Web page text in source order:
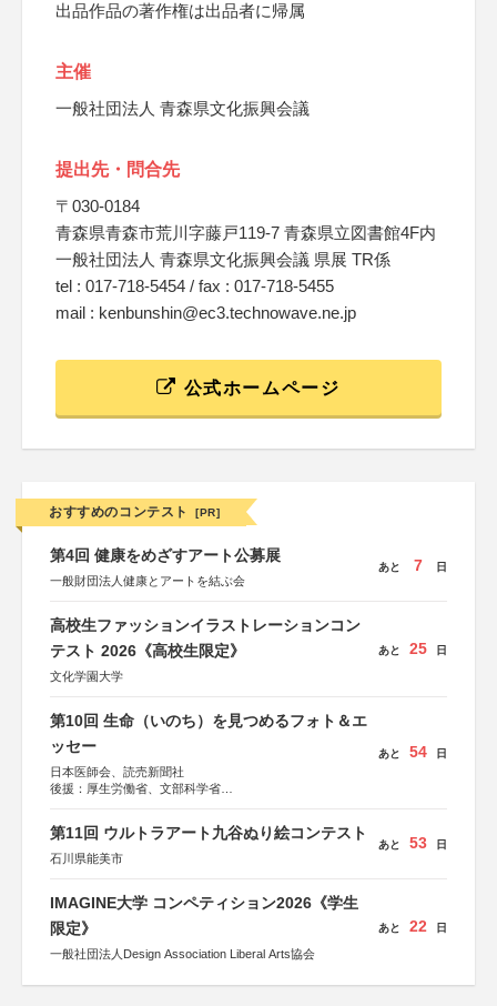
出品作品の著作権は出品者に帰属
主催
一般社団法人 青森県文化振興会議
提出先・問合先
〒030-0184
青森県青森市荒川字藤戸119-7 青森県立図書館4F内
一般社団法人 青森県文化振興会議 県展 TR係
tel : 017-718-5454 / fax : 017-718-5455
mail : kenbunshin@ec3.technowave.ne.jp
公式ホームページ
おすすめのコンテスト [PR]
第4回 健康をめざすアート公募展
一般財団法人健康とアートを結ぶ会
あと 7 日
高校生ファッションイラストレーションコン
テスト 2026《高校生限定》
文化学園大学
あと 25 日
第10回 生命（いのち）を見つめるフォト＆エ
ッセー
日本医師会、読売新聞社
後援：厚生労働省、文部科学省
あと 54 日
第11回 ウルトラアート九谷ぬり絵コンテスト
石川県能美市
あと 53 日
IMAGINE大学 コンペティション2026《学生
限定》
一般社団法人Design Association Liberal Arts協会
あと 22 日